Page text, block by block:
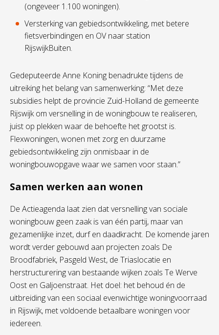
(ongeveer 1.100 woningen).
Versterking van gebiedsontwikkeling, met betere
fietsverbindingen en OV naar station
RijswijkBuiten.
Gedeputeerde Anne Koning benadrukte tijdens de
uitreiking het belang van samenwerking: “Met deze
subsidies helpt de provincie Zuid-Holland de gemeente
Rijswijk om versnelling in de woningbouw te realiseren,
juist op plekken waar de behoefte het grootst is.
Flexwoningen, wonen met zorg en duurzame
gebiedsontwikkeling zijn onmisbaar in de
woningbouwopgave waar we samen voor staan.”
Samen werken aan wonen
De Actieagenda laat zien dat versnelling van sociale
woningbouw geen zaak is van één partij, maar van
gezamenlijke inzet, durf en daadkracht. De komende jaren
wordt verder gebouwd aan projecten zoals De
Broodfabriek, Pasgeld West, de Triaslocatie en
herstructurering van bestaande wijken zoals Te Werve
Oost en Galjoenstraat. Het doel: het behoud én de
uitbreiding van een sociaal evenwichtige woningvoorraad
in Rijswijk, met voldoende betaalbare woningen voor
iedereen.